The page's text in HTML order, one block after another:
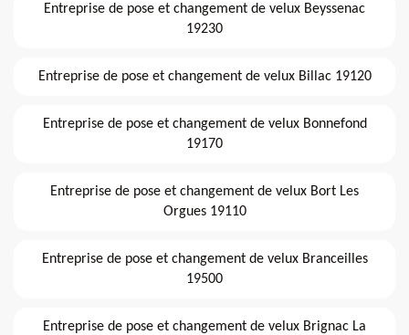
Entreprise de pose et changement de velux Beyssenac
19230
Entreprise de pose et changement de velux Billac 19120
Entreprise de pose et changement de velux Bonnefond
19170
Entreprise de pose et changement de velux Bort Les
Orgues 19110
Entreprise de pose et changement de velux Branceilles
19500
Entreprise de pose et changement de velux Brignac La